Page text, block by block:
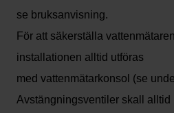
se bruksanvisning.
För att säkerställa
installationen alltid utföras
med vattenmätarkonsol (se
Avstängningsventiler skall alltid